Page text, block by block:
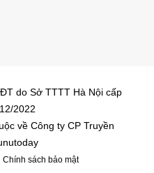
do Sở TTTT Hà Nội cấp
2022
về Công ty CP Truyền
Chính sách bảo mật